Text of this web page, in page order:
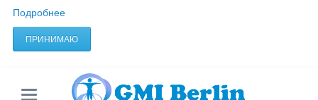
Подробнее
ПРИНИМАЮ